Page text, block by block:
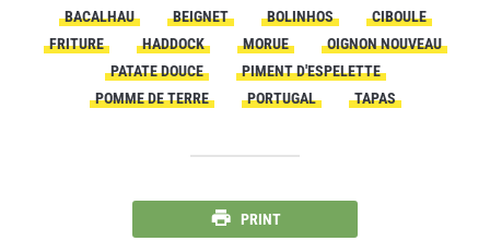
BACALHAU BEIGNET BOLINHOS
CIBOULE
FRITURE
HADDOCK MORUE
OIGNON NOUVEAU
PATATE DOUCE
PIMENT D'ESPELETTE
POMME DE TERRE
PORTUGAL TAPAS
PRINT